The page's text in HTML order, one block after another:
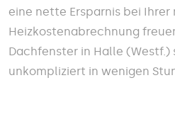
eine nette Ersparnis bei Ihrer
Heizkostenabrechnung
Dachfenster in Halle (Westf.)
unkompliziert in wenigen